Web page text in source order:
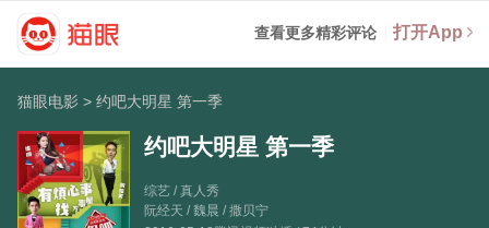
查看更多精彩评论 打开App
猫眼电影 >约吧大明星 第一季
约吧大明星 第一季
综艺 / 真人秀
阮经天 /魏晨 /撒贝宁